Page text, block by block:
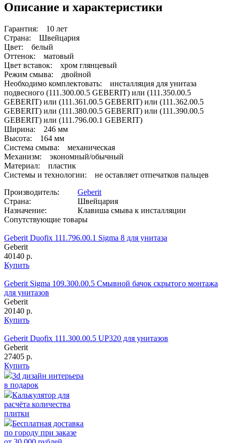
Описание и характеристики
Гарантия: 10 лет
Страна: Швейцария
Цвет: белый
Оттенок: матовый
Цвет вставок: хром глянцевый
Режим смыва: двойной
Необходимо комплектовать: инсталляция для унитаза
подвесного (111.300.00.5 GEBERIT) или (111.350.00.5
GEBERIT) или (111.361.00.5 GEBERIT) или (111.362.00.5
GEBERIT) или (111.380.00.5 GEBERIT) или (111.390.00.5
GEBERIT) или (111.796.00.1 GEBERIT)
Ширина: 246 мм
Высота: 164 мм
Система смыва: механическая
Механизм: экономный/обычный
Материал: пластик
Системы и технологии: не оставляет отпечатков пальцев
Производитель:
Geberit
Страна:
Швейцария
Назначение:
Клавиша смыва к инсталляции
Сопутствующие товары
Geberit Duofix 111.796.00.1 Sigma 8 для унитаза
Geberit
40140 р.
Купить
Geberit Sigma 109.300.00.5 Смывной бачок скрытого монтажа
для унитазов
Geberit
20140 р.
Купить
Geberit Duofix 111.300.00.5 UP320 для унитазов
Geberit
27405 р.
Купить
3d дизайн интерьера
в подарок
Калькулятор для
расчёта количества
плитки
Бесплатная доставка
по городу при заказе